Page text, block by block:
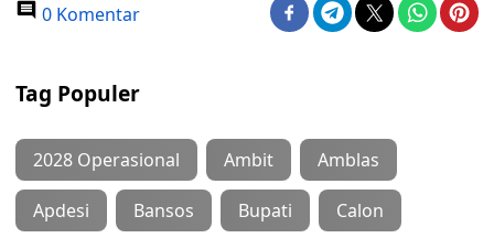
0 Komentar
Tag Populer
2028 Operasional Ambit Amblas
Apdesi Bansos Bupati Calon